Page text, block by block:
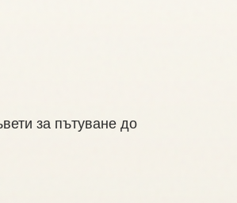
за пътуване до